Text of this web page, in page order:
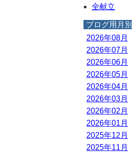
全献立
ブログ用月
2026年08月
2026年07月
2026年06月
2026年05月
2026年04月
2026年03月
2026年02月
2026年01月
2025年12月
2025年11月